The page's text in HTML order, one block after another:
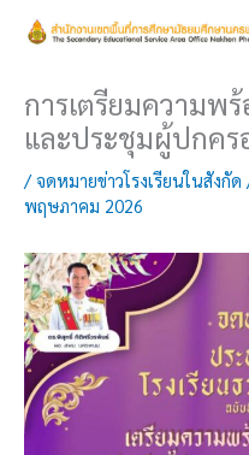
การเตรียมความพ
และประชุมผู้ปกคร
/จดหมายข่าวโรงเรียนในสังกัด
พฤษภาคม 2026